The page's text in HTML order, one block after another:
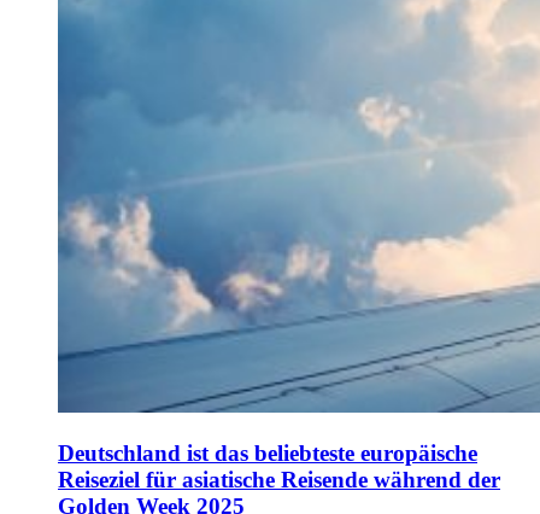
Deutschland ist das beliebteste europäische
Reiseziel für asiatische Reisende während der
Golden Week 2025